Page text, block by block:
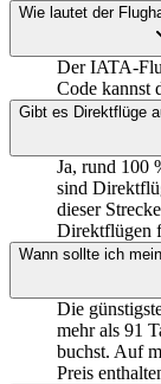
Wie lautet der
Der IATA-
Code kannst
Gibt es Direktflüge
Ja, rund 100
sind
dieser
Direktflügen
Wann sollte ich
Die
mehr als 91
buchst. Auf
Preis